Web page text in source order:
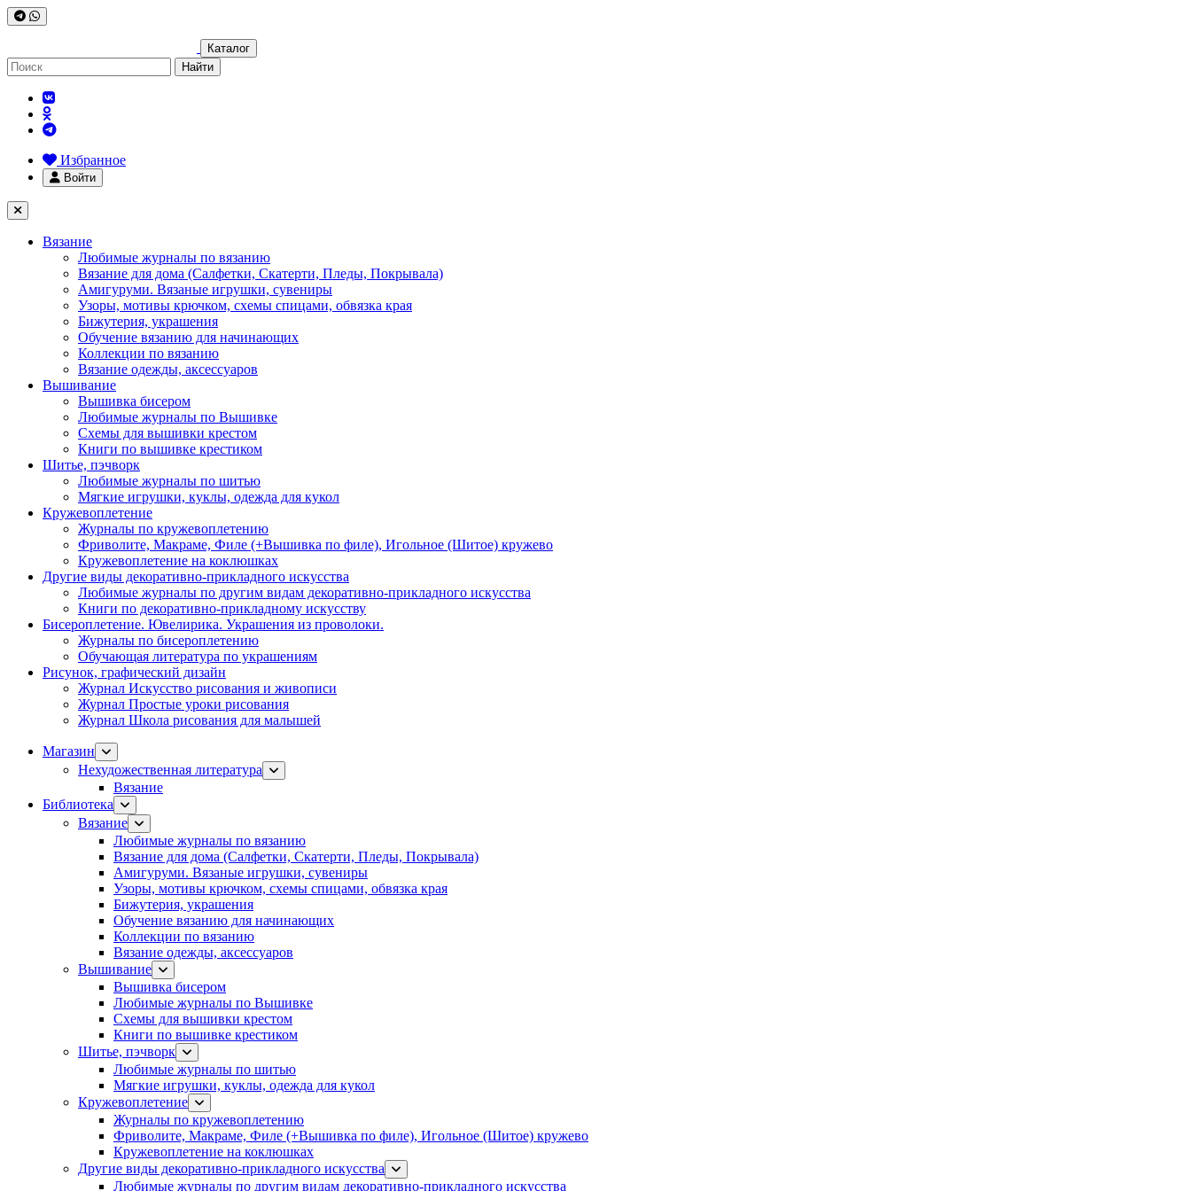
Каталог
Найти
Избранное
Войти
Вязание
Любимые журналы по вязанию
Вязание для дома (Салфетки, Скатерти, Пледы, Покрывала)
Амигуруми. Вязаные игрушки, сувениры
Узоры, мотивы крючком, схемы спицами, обвязка края
Бижутерия, украшения
Обучение вязанию для начинающих
Коллекции по вязанию
Вязание одежды, аксессуаров
Вышивание
Вышивка бисером
Любимые журналы по Вышивке
Схемы для вышивки крестом
Книги по вышивке крестиком
Шитье, пэчворк
Любимые журналы по шитью
Мягкие игрушки, куклы, одежда для кукол
Кружевоплетение
Журналы по кружевоплетению
Фриволите, Макраме, Филе (+Вышивка по филе), Игольное (Шитое) кружево
Кружевоплетение на коклюшках
Другие виды декоративно-прикладного искусства
Любимые журналы по другим видам декоративно-прикладного искусства
Книги по декоративно-прикладному искусству
Бисероплетение. Ювелирика. Украшения из проволоки.
Журналы по бисероплетению
Обучающая литература по украшениям
Рисунок, графический дизайн
Журнал Искусство рисования и живописи
Журнал Простые уроки рисования
Журнал Школа рисования для малышей
Магазин
Нехудожественная литература
Вязание
Библиотека
Вязание
Любимые журналы по вязанию
Вязание для дома (Салфетки, Скатерти, Пледы, Покрывала)
Амигуруми. Вязаные игрушки, сувениры
Узоры, мотивы крючком, схемы спицами, обвязка края
Бижутерия, украшения
Обучение вязанию для начинающих
Коллекции по вязанию
Вязание одежды, аксессуаров
Вышивание
Вышивка бисером
Любимые журналы по Вышивке
Схемы для вышивки крестом
Книги по вышивке крестиком
Шитье, пэчворк
Любимые журналы по шитью
Мягкие игрушки, куклы, одежда для кукол
Кружевоплетение
Журналы по кружевоплетению
Фриволите, Макраме, Филе (+Вышивка по филе), Игольное (Шитое) кружево
Кружевоплетение на коклюшках
Другие виды декоративно-прикладного искусства
Любимые журналы по другим видам декоративно-прикладного искусства